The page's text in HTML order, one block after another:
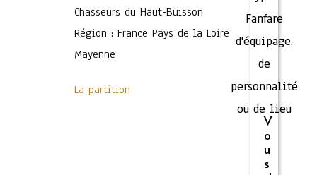
Chasseurs du Haut-Buisson
Région : France Pays de la Loire
Mayenne
La partition
Fanfare
d'équipage,
de
personnalité
ou de lieu
V
o
u
s